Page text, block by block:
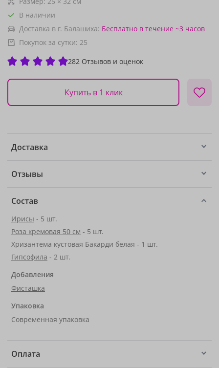
В наличии
Доставка в г. Балашиха: Бесплатно в течение ~3 часов
Покупок за сутки: 25
282 Отзывов и оценок
Купить в 1 клик
Доставка
Отзывы
Состав
Ирисы - 5 шт.
Роза кремовая 50 см - 5 шт.
Хризантема кустовая Бакарди белая - 1 шт.
Гипсофила - 2 шт.
Добавления
Фисташка
Упаковка
Современная упаковка
Оплата